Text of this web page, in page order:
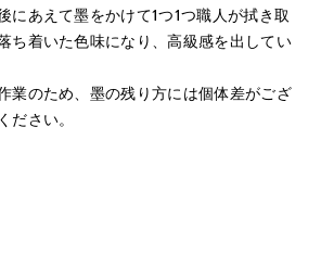
にあえて墨をかけて1つ1つ職人が拭き取
ち着いた色味になり、高級感を出してい
業のため、墨の残り方には個体差がござ
ださい。